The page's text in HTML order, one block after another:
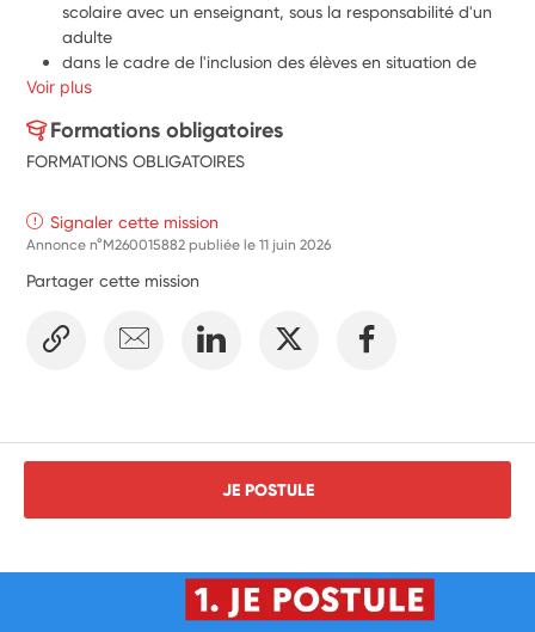
scolaire avec un enseignant, sous la responsabilité d'un
adulte
dans le cadre de l'inclusion des élèves en situation de
handicap, les volontaires pourront également coopérer
handicap (AESH) pour aider à l'animation du temps
d'activités de cour de récréation en proposant des
favorisant l'inclusion et en assurant des actions de
médiation
élaborer et co-animer des activités originales pour
ou semaines d'engagement citoyen
Voir plus
Formations obligatoires
FORMATIONS OBLIGATOIRES
Signaler cette mission
Annonce n°M260015882 publiée le11 juin 2026
Partager cette mission
JE POSTULE